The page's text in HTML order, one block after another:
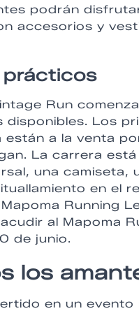
podrán
accesorios y
prácticos
Run
Los
a la venta
La carrera
una camiseta,
en el
Running
al Mapoma
de junio.
los
en un